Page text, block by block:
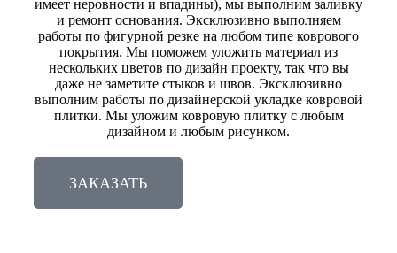
имеет неровности и впадины), мы выполним заливку
и ремонт основания. Эксклюзивно выполняем
работы по фигурной резке на любом типе коврового
покрытия. Мы поможем уложить материал из
нескольких цветов по дизайн проекту, так что вы
даже не заметите стыков и швов. Эксклюзивно
выполним работы по дизайнерской укладке ковровой
плитки. Мы уложим ковровую плитку с любым
дизайном и любым рисунком.
ЗАКАЗАТЬ